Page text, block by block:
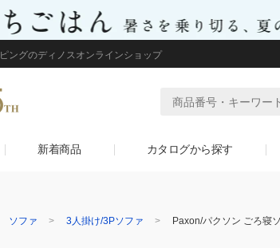
ングのディノスオンラインショップ
新着商品 カタログから探す
ソファ 3人掛け/3Pソファ Paxon/パクソン ごろ寝